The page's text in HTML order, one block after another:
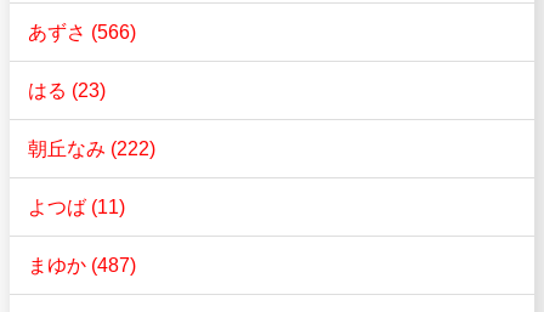
あずさ (566)
はる (23)
朝丘なみ (222)
よつば (11)
まゆか (487)